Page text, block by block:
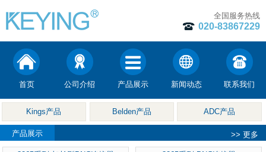
全国服务热线
020-83867229
首页 公司介绍 产品展示 新闻动态 联系我们
Kings产品 Belden产品 ADC产品
产品展示 >> 更多